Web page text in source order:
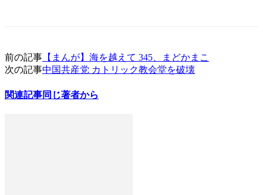
前の記事 【まんが】海を越えて 345、まどかまこ
次の記事中国共産党 カトリック教会堂を破壊
関連記事同じ著者から